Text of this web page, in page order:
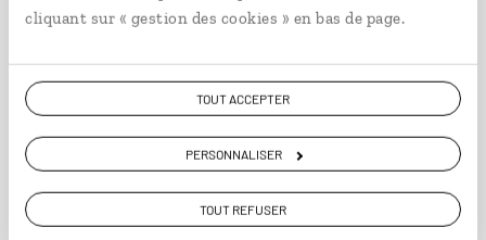
cliquant sur « gestion des cookies » en bas de page.
TOUT ACCEPTER
PERSONNALISER
TOUT REFUSER
Voyager à l’essentiel